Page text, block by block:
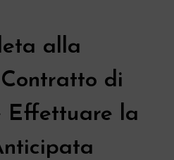
alla
di
Effettuare la